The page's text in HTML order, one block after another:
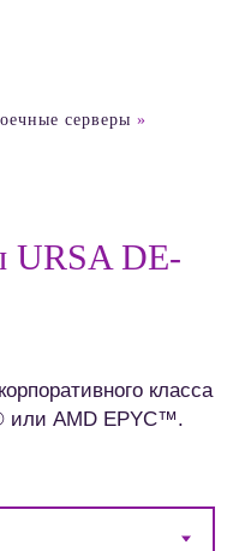
серверы »
URSA DE-
класса
или AMD EPYC™.